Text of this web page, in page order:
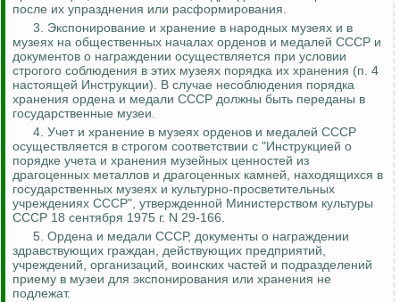
после их упразднения или расформирования.
3. Экспонирование и хранение в народных музеях и в
музеях на общественных началах орденов и медалей СССР и
документов о награждении осуществляется при условии
строгого соблюдения в этих музеях порядка их хранения (п. 4
настоящей Инструкции). В случае несоблюдения порядка
хранения ордена и медали СССР должны быть переданы в
государственные музеи.
4. Учет и хранение в музеях орденов и медалей СССР
осуществляется в строгом соответствии с "Инструкцией о
порядке учета и хранения музейных ценностей из
драгоценных металлов и драгоценных камней, находящихся в
государственных музеях и культурно-просветительных
учреждениях СССР", утвержденной Министерством культуры
СССР 18 сентября 1975 г. N 29-166.
5. Ордена и медали СССР, документы о награждении
здравствующих граждан, действующих предприятий,
учреждений, организаций, воинских частей и подразделений
приему в музеи для экспонирования или хранения не
подлежат.